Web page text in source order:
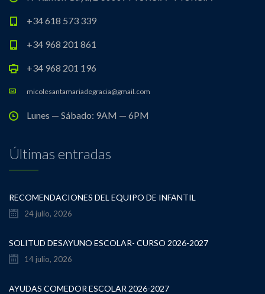
+34 618 573 339
+34 968 201 861
+34 968 201 196
micolesantamariadegracia@gmail.com
Lunes — Sábado: 9AM — 6PM
Últimas entradas
RECOMENDACIONES DEL EQUIPO DE INFANTIL
24 julio, 2026
SOLITUD DESAYUNO ESCOLAR- CURSO 2026-2027
14 julio, 2026
AYUDAS COMEDOR ESCOLAR 2026-2027